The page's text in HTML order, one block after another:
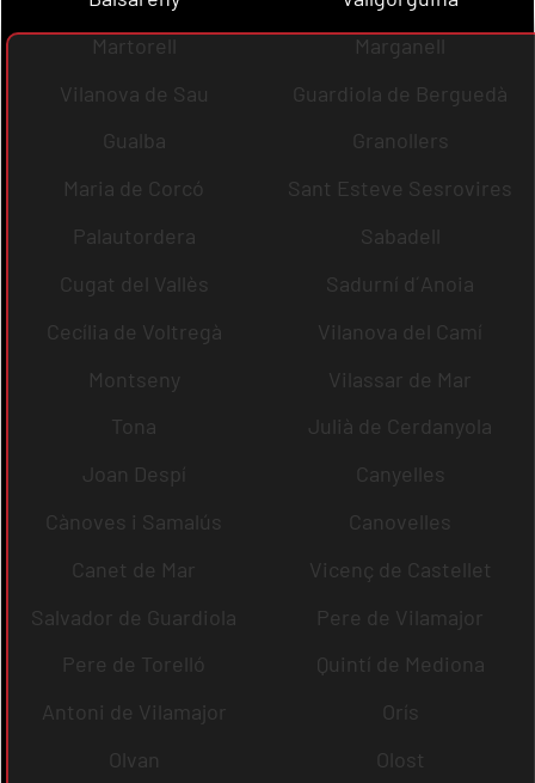
Martorell
Marganell
Vilanova de Sau
Guardiola de Berguedà
Gualba
Granollers
Maria de Corcó
Sant Esteve Sesrovires
Palautordera
Sabadell
Cugat del Vallès
Sadurní d´Anoia
Cecília de Voltregà
Vilanova del Camí
Montseny
Vilassar de Mar
Tona
Julià de Cerdanyola
Joan Despí
Canyelles
Cànoves i Samalús
Canovelles
Canet de Mar
Vicenç de Castellet
Salvador de Guardiola
Pere de Vilamajor
Pere de Torelló
Quintí de Mediona
Antoni de Vilamajor
Orís
Olvan
Olost